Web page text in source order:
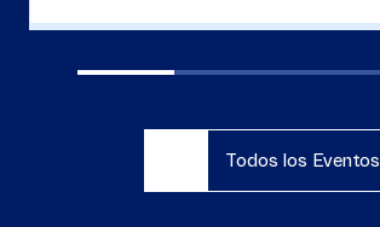
Todos los Eventos